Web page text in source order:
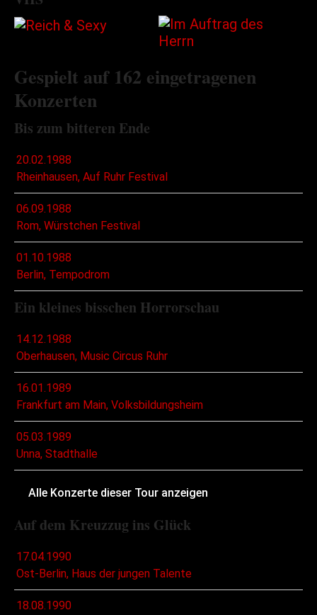
Gespielt auf 162 eingetragenen
Konzerten
Bis zum bitteren Ende
20.02.1988
Rheinhausen, Auf Ruhr Festival
06.09.1988
Rom, Würstchen Festival
01.10.1988
Berlin, Tempodrom
Ein kleines bisschen Horrorschau
14.12.1988
Oberhausen, Music Circus Ruhr
16.01.1989
Frankfurt am Main, Volksbildungsheim
05.03.1989
Unna, Stadthalle
Alle Konzerte dieser Tour anzeigen
Auf dem Kreuzzug ins Glück
17.04.1990
Ost-Berlin, Haus der jungen Talente
18.08.1990